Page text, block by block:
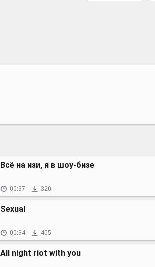
Всё на изи, я в шоу-бизе
00:37 320
Sexual
00:34 405
All night riot with you